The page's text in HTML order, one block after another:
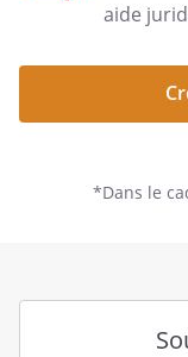
aide
*Dans le